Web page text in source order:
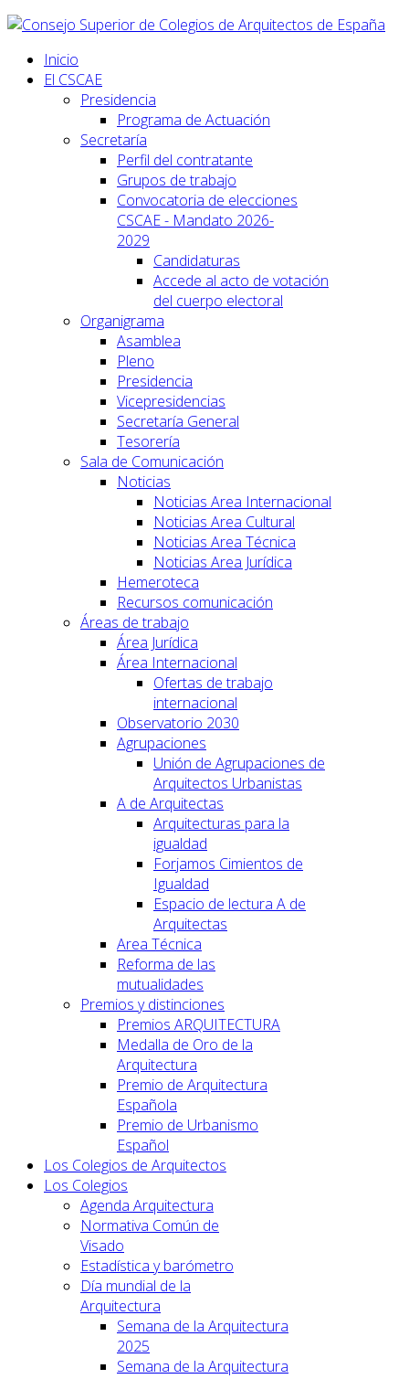
Inicio
El CSCAE
Presidencia
Programa de Actuación
Secretaría
Perfil del contratante
Grupos de trabajo
Convocatoria de elecciones
CSCAE - Mandato 2026-
2029
Candidaturas
Accede al acto de votación
del cuerpo electoral
Organigrama
Asamblea
Pleno
Presidencia
Vicepresidencias
Secretaría General
Tesorería
Sala de Comunicación
Noticias
Noticias Area Internacional
Noticias Area Cultural
Noticias Area Técnica
Noticias Area Jurídica
Hemeroteca
Recursos comunicación
Áreas de trabajo
Área Jurídica
Área Internacional
Ofertas de trabajo
internacional
Observatorio 2030
Agrupaciones
Unión de Agrupaciones de
Arquitectos Urbanistas
A de Arquitectas
Arquitecturas para la
igualdad
Forjamos Cimientos de
Igualdad
Espacio de lectura A de
Arquitectas
Area Técnica
Reforma de las
mutualidades
Premios y distinciones
Premios ARQUITECTURA
Medalla de Oro de la
Arquitectura
Premio de Arquitectura
Española
Premio de Urbanismo
Español
Los Colegios de Arquitectos
Los Colegios
Agenda Arquitectura
Normativa Común de
Visado
Estadística y barómetro
Día mundial de la
Arquitectura
Semana de la Arquitectura
2025
Semana de la Arquitectura